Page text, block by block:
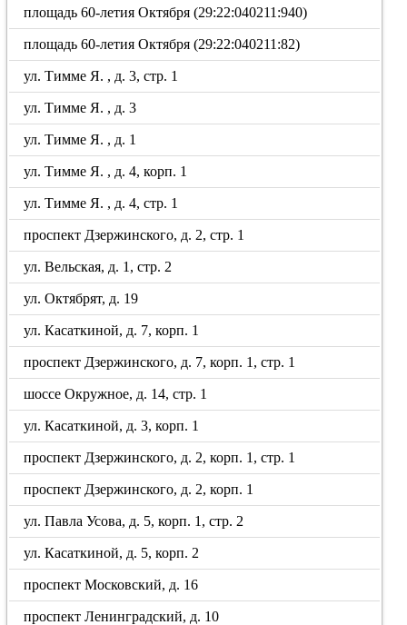
площадь 60-летия Октября (29:22:040211:940)
площадь 60-летия Октября (29:22:040211:82)
ул. Тимме Я. , д. 3, стр. 1
ул. Тимме Я. , д. 3
ул. Тимме Я. , д. 1
ул. Тимме Я. , д. 4, корп. 1
ул. Тимме Я. , д. 4, стр. 1
проспект Дзержинского, д. 2, стр. 1
ул. Вельская, д. 1, стр. 2
ул. Октябрят, д. 19
ул. Касаткиной, д. 7, корп. 1
проспект Дзержинского, д. 7, корп. 1, стр. 1
шоссе Окружное, д. 14, стр. 1
ул. Касаткиной, д. 3, корп. 1
проспект Дзержинского, д. 2, корп. 1, стр. 1
проспект Дзержинского, д. 2, корп. 1
ул. Павла Усова, д. 5, корп. 1, стр. 2
ул. Касаткиной, д. 5, корп. 2
проспект Московский, д. 16
проспект Ленинградский, д. 10